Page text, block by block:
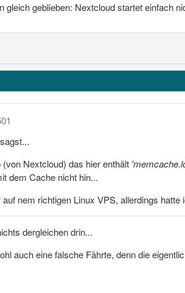
gleich geblieben: Nextcloud startet einfach
Nextcloud) das hier enthält
dem Cache nicht hin...
nem richtigen Linux VPS, allerdings
dergleichen drin...
auch eine falsche Fährte, denn die